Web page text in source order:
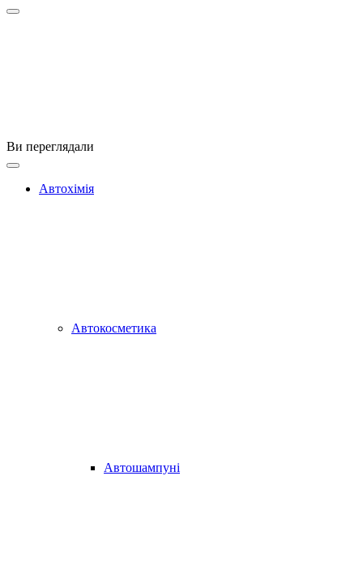
Ви переглядали
Автохімія
Автокосметика
Автошампуні